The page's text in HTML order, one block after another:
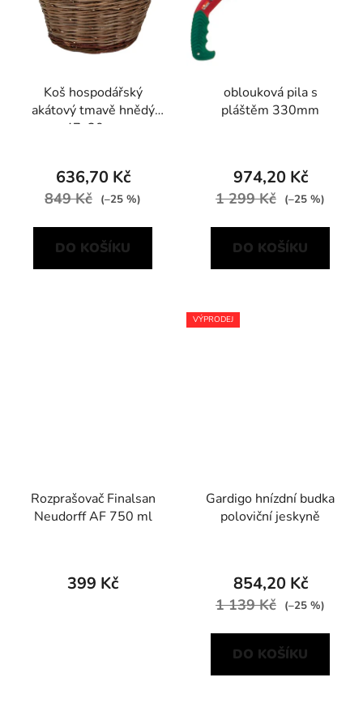
Koš hospodářský
akátový tmavě hnědý
47x30cm
636,70 Kč
849 Kč (–25 %)
DO KOŠÍKU
oblouková pila s
pláštěm 330mm
974,20 Kč
1 299 Kč (–25 %)
DO KOŠÍKU
Rozprašovač Finalsan
Neudorff AF 750 ml
399 Kč
VÝPRODEJ
Gardigo hnízdní budka
poloviční jeskyně
854,20 Kč
1 139 Kč (–25 %)
DO KOŠÍKU